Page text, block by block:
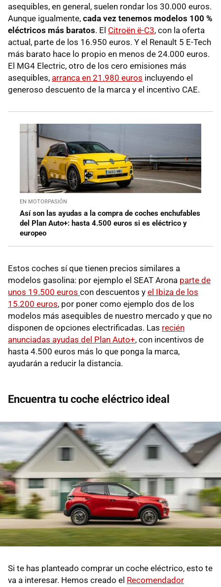
asequibles, en general, suelen rondar los 30.000 euros.
Aunque igualmente, cada vez tenemos modelos 100 %
eléctricos más baratos. El Citroën ë-C3, con la oferta
actual, parte de los 16.950 euros. Y el Renault 5 E-Tech
más barato hace lo propio en menos de 24.000 euros.
El MG4 Electric, otro de los cero emisiones más
asequibles, arranca en 21.980 euros incluyendo el
generoso descuento de la marca y el incentivo CAE.
EN MOTORPASIÓN
Así son las ayudas a la compra de coches enchufables
del Plan Auto+: hasta 4.500 euros si es eléctrico y
europeo
Estos coches sí que tienen precios similares a
modelos gasolina: por ejemplo el SEAT Arona parte de
unos 19.500 euros con descuentos y el Ibiza de los
15.200 euros, por poner como ejemplo dos de los
modelos más asequibles de nuestro mercado y que no
disponen de opciones electrificadas. Las recién
anunciadas ayudas del Plan Auto+, con incentivos de
hasta 4.500 euros más lo que ponga la marca,
ayudarán a reducir la distancia.
Encuentra tu coche eléctrico ideal
Si te has planteado comprar un coche eléctrico, esto te
va a interesar. Hemos creado el Recomendador